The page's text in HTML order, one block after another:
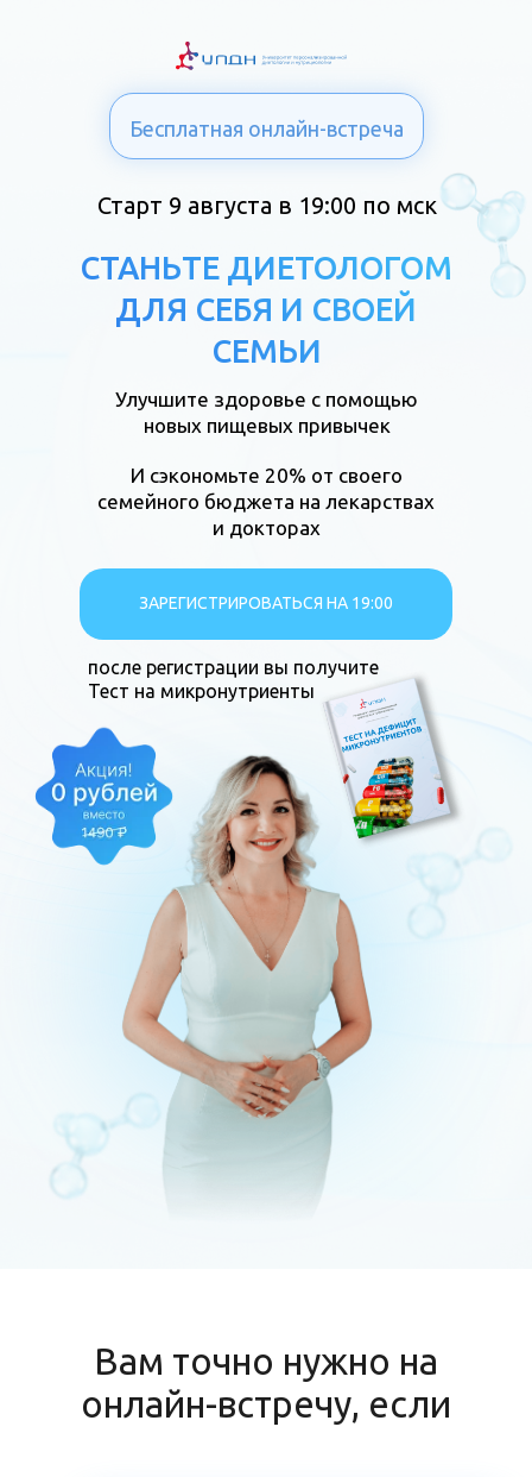
Старт 9 августа в 19:00 по мск
СТАНЬТЕ ДИЕТОЛОГОМ
ДЛЯ СЕБЯ И СВОЕЙ
СЕМЬИ
Улучшите здоровье с помощью
новых пищевых привычек
Бесплатная онлайн-встреча
ЗАРЕГИСТРИРОВАТЬСЯ НА 19:00
И сэкономьте 20% от своего
семейного бюджета на лекарствах
и докторах
после регистрации вы получите
Тест на микронутриенты
Стремитесь к
Вам точно нужно на
онлайн-встречу, если
Хотите изменить свои